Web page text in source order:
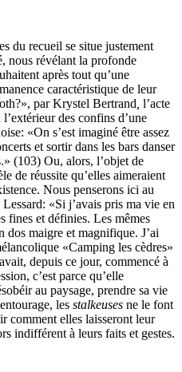
recueil se situe justement
nous révélant la profonde
après tout qu’une
caractéristique de leur
par Krystel Bertrand l’acte
des confins d’une
«On s’est imaginé être assez
et sortir dans les bars danser
(103) Ou, alors, l’objet de
de réussite qu’elles aimeraient
Nous penserons ici au
«Si j’avais pris ma vie en
fines et définies. Les mêmes
dos maigre et magnifique. J’ai
«Camping les cèdres»
depuis ce jour, commencé à
c’est parce qu’elle
au paysage, prendre sa vie
les stalkeuses ne le font
comment elles laisseront leur
indifférent à leurs faits et gestes.